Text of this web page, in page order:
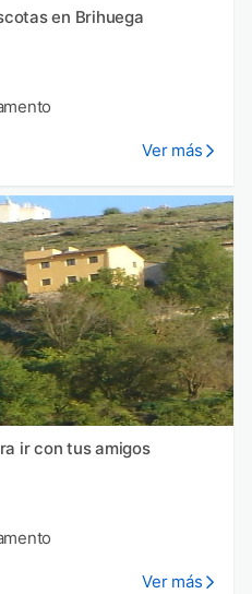
en Brihuega
Ver más
ir con tus amigos
Ver más